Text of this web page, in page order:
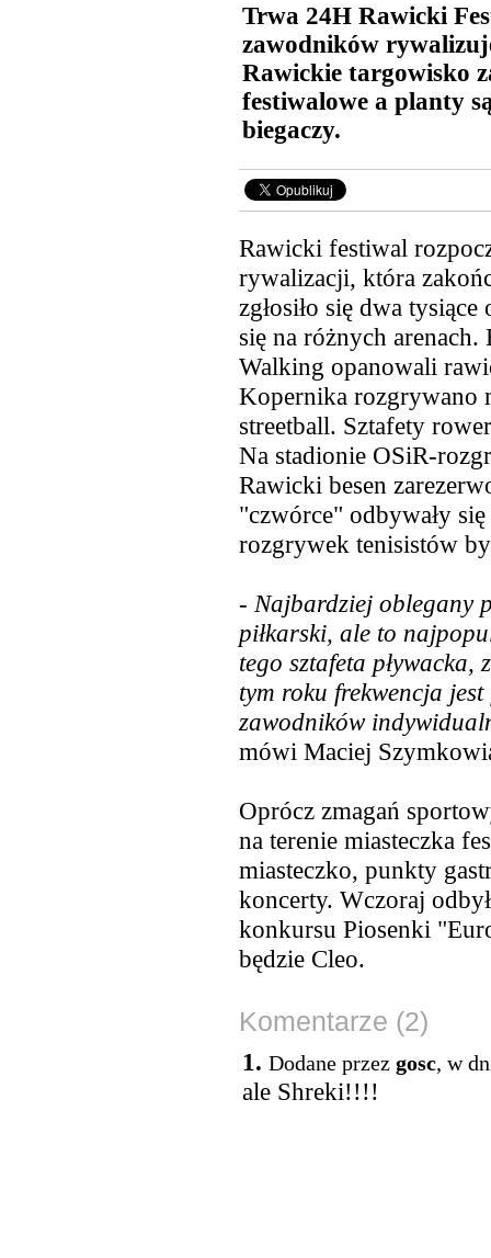
Trwa 24H Rawicki
zawodników
Rawickie targowisko
festiwalowe a planty
biegaczy.
Rawicki festiwal
rywalizacji, która
zgłosiło się dwa
się na różnych
Walking opanowali
Kopernika rozgrywano
streetball. Sztafety
Na stadionie OSiR-
Rawicki besen
"czwórce" odbywały
rozgrywek tenisistów
- Najbardziej oblegany
piłkarski, ale to
tego sztafeta
tym roku frekwencja
zawodników
mówi Maciej
Oprócz zmagań
na terenie miasteczka
miasteczko, punkty
koncerty. Wczoraj
konkursu Piosenki
będzie Cleo.
Komentarze (2)
1. Dodane przez gosc, w
ale Shreki!!!!